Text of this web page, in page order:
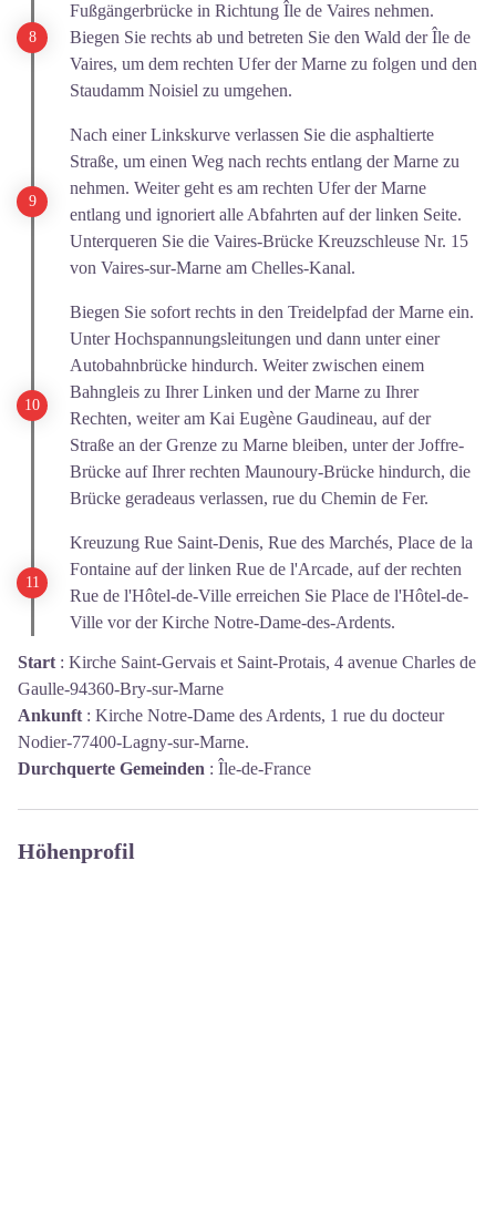
Fußgängerbrücke in Richtung Île de Vaires nehmen.
Biegen Sie rechts ab und betreten Sie den Wald der Île de
Vaires, um dem rechten Ufer der Marne zu folgen und den
Staudamm Noisiel zu umgehen.
Nach einer Linkskurve verlassen Sie die asphaltierte
Straße, um einen Weg nach rechts entlang der Marne zu
nehmen. Weiter geht es am rechten Ufer der Marne
entlang und ignoriert alle Abfahrten auf der linken Seite.
Unterqueren Sie die Vaires-Brücke Kreuzschleuse Nr. 15
von Vaires-sur-Marne am Chelles-Kanal.
Biegen Sie sofort rechts in den Treidelpfad der Marne ein.
Unter Hochspannungsleitungen und dann unter einer
Autobahnbrücke hindurch. Weiter zwischen einem
Bahngleis zu Ihrer Linken und der Marne zu Ihrer
Rechten, weiter am Kai Eugène Gaudineau, auf der
Straße an der Grenze zu Marne bleiben, unter der Joffre-
Brücke auf Ihrer rechten Maunoury-Brücke hindurch, die
Brücke geradeaus verlassen, rue du Chemin de Fer.
Kreuzung Rue Saint-Denis, Rue des Marchés, Place de la
Fontaine auf der linken Rue de l'Arcade, auf der rechten
Rue de l'Hôtel-de-Ville erreichen Sie Place de l'Hôtel-de-
Ville vor der Kirche Notre-Dame-des-Ardents.
Start : Kirche Saint-Gervais et Saint-Protais, 4 avenue Charles de
Gaulle-94360-Bry-sur-Marne
Ankunft : Kirche Notre-Dame des Ardents, 1 rue du docteur
Nodier-77400-Lagny-sur-Marne.
Durchquerte Gemeinden : Île-de-France
Höhenprofil